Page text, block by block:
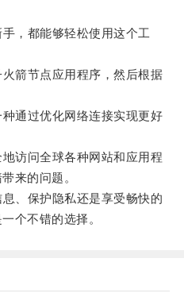
，都能够轻松使用这个工
箭节点应用程序，然后根据
通过优化网络连接实现更好
问全球各种网站和应用程
来的问题。
保护隐私还是享受畅快的
个不错的选择。